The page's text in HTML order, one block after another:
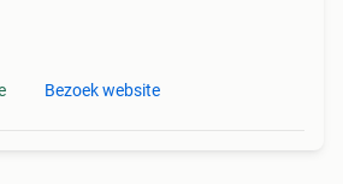
Bezoek website